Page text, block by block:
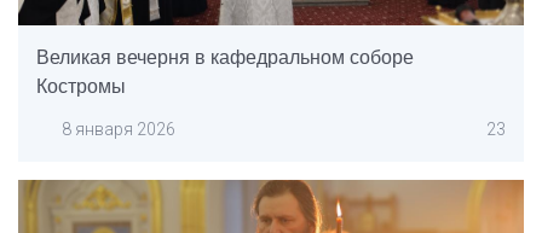
Великая вечерня в кафедральном соборе
Костромы
8 января 2026 23